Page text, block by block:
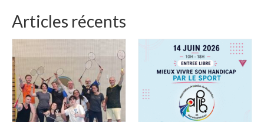
Articles récents